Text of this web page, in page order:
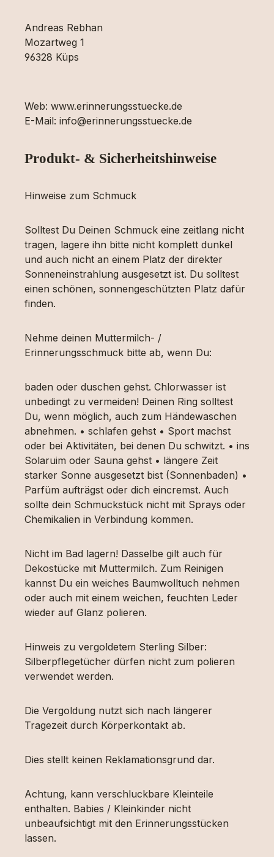
Andreas Rebhan
Mozartweg 1
96328 Küps
Web: www.erinnerungsstuecke.de
E-Mail: info@erinnerungsstuecke.de
Produkt- & Sicherheitshinweise
Hinweise zum Schmuck
Solltest Du Deinen Schmuck eine zeitlang nicht
tragen, lagere ihn bitte nicht komplett dunkel
und auch nicht an einem Platz der direkter
Sonneneinstrahlung ausgesetzt ist. Du solltest
einen schönen, sonnengeschützten Platz dafür
finden.
Nehme deinen Muttermilch- /
Erinnerungsschmuck bitte ab, wenn Du:
baden oder duschen gehst. Chlorwasser ist
unbedingt zu vermeiden! Deinen Ring solltest
Du, wenn möglich, auch zum Händewaschen
abnehmen. • schlafen gehst • Sport machst
oder bei Aktivitäten, bei denen Du schwitzt. • ins
Solaruim oder Sauna gehst • längere Zeit
starker Sonne ausgesetzt bist (Sonnenbaden) •
Parfüm aufträgst oder dich eincremst. Auch
sollte dein Schmuckstück nicht mit Sprays oder
Chemikalien in Verbindung kommen.
Nicht im Bad lagern! Dasselbe gilt auch für
Dekostücke mit Muttermilch. Zum Reinigen
kannst Du ein weiches Baumwolltuch nehmen
oder auch mit einem weichen, feuchten Leder
wieder auf Glanz polieren.
Hinweis zu vergoldetem Sterling Silber:
Silberpflegetücher dürfen nicht zum polieren
verwendet werden.
Die Vergoldung nutzt sich nach längerer
Tragezeit durch Körperkontakt ab.
Dies stellt keinen Reklamationsgrund dar.
Achtung, kann verschluckbare Kleinteile
enthalten. Babies / Kleinkinder nicht
unbeaufsichtigt mit den Erinnerungsstücken
lassen.